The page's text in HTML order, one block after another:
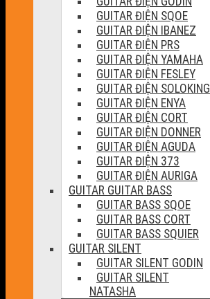
GUITAR ĐIỆN SQOE
GUITAR ĐIỆN IBANEZ
GUITAR ĐIỆN PRS
GUITAR ĐIỆN YAMAHA
GUITAR ĐIỆN FESLEY
GUITAR ĐIỆN SOLOKING
GUITAR ĐIỆN ENYA
GUITAR ĐIỆN CORT
GUITAR ĐIỆN DONNER
GUITAR ĐIỆN AGUDA
GUITAR ĐIỆN 373
GUITAR ĐIỆN AURIGA
GUITAR GUITAR BASS
GUITAR BASS SQOE
GUITAR BASS CORT
GUITAR BASS SQUIER
GUITAR SILENT
GUITAR SILENT GODIN
GUITAR SILENT
NATASHA